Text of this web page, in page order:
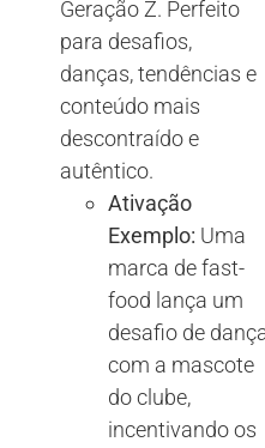
Geração Z. Perfeito
para desafios,
danças, tendências e
conteúdo mais
descontraído e
autêntico.
Ativação
Exemplo: Uma
marca de fast-
food lança um
desafio de
com a mascote
do clube,
incentivando os